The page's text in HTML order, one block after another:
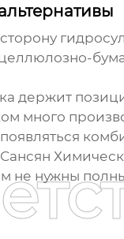
держит
много
не нужны